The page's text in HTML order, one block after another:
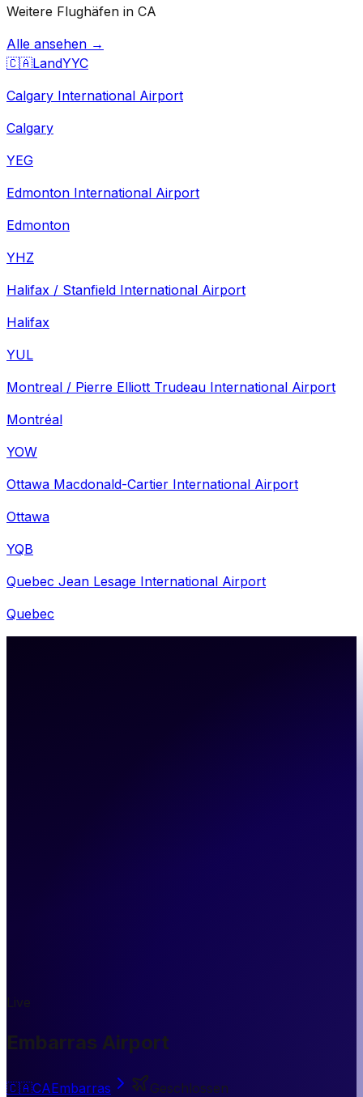
Weitere Flughäfen in CA
Alle ansehen →
🇨🇦LandYYC
Calgary International Airport
Calgary
YEG
Edmonton International Airport
Edmonton
YHZ
Halifax / Stanfield International Airport
Halifax
YUL
Montreal / Pierre Elliott Trudeau International Airport
Montréal
YOW
Ottawa Macdonald-Cartier International Airport
Ottawa
YQB
Quebec Jean Lesage International Airport
Quebec
Live
Embarras Airport
🇨🇦CAEmbarras
Geschlossen